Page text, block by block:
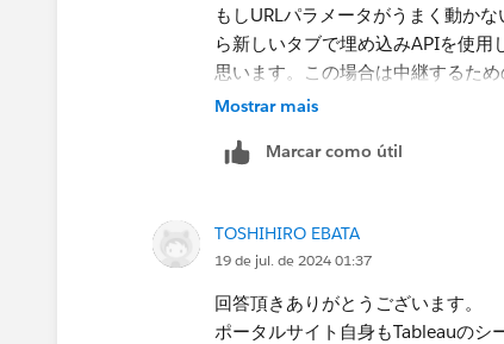
もしURLパラメータがうまく動か
ら新しいタブで埋め込みAPIを使用
思います。この場合は中継するた
Mostrar mais
Marcar como útil
TOSHIHIRO EBATA
19 de jul. de 2024 01:37
回答頂きありがとうございます。
ポータルサイト自身もTableauの